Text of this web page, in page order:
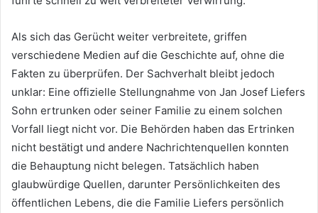
Als sich das Gerücht weiter verbreitete, griffen
verschiedene Medien auf die Geschichte auf, ohne die
Fakten zu überprüfen. Der Sachverhalt bleibt jedoch
unklar: Eine offizielle Stellungnahme von Jan Josef Liefers
Sohn ertrunken oder seiner Familie zu einem solchen
Vorfall liegt nicht vor. Die Behörden haben das Ertrinken
nicht bestätigt und andere Nachrichtenquellen konnten
die Behauptung nicht belegen. Tatsächlich haben
glaubwürdige Quellen, darunter Persönlichkeiten des
öffentlichen Lebens, die die Familie Liefers persönlich